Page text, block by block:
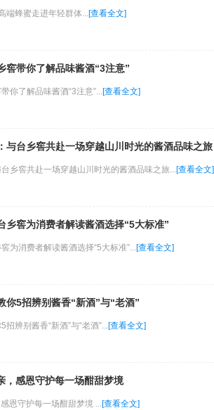
端蜂蜜走进年轻群体...[查看全文]
窖带你了解品味酱酒“3注意”
你了解品味酱酒“3注意”...[查看全文]
与台乡窖共赴一场穿越山川时光的酱酒品味之旅
乡窖共赴一场穿越山川时光的酱酒品味之旅...[查看全文]
乡窖为消费者解读酱酒选择“5大标准”
为消费者解读酱酒选择“5大标准”...[查看全文]
你5招辨别酱香“新酒”与“老酒”
辨别酱香“新酒”与“老酒”...[查看全文]
，感恩守护每一场酣甜梦境
恩守护每一场酣甜梦境 ...[查看全文]